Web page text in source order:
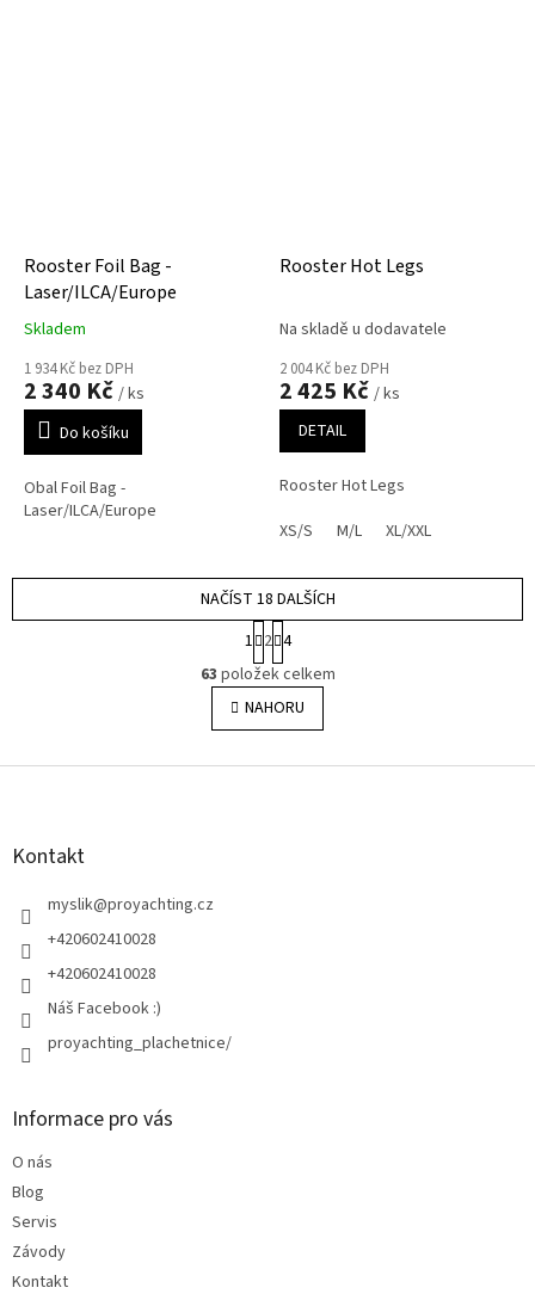
Rooster Foil Bag -
Laser/ILCA/Europe
Skladem
1 934 Kč bez DPH
2 340 Kč / ks
Do košíku
Obal Foil Bag -
Laser/ILCA/Europe
Rooster Hot Legs
Na skladě u dodavatele
2 004 Kč bez DPH
2 425 Kč / ks
DETAIL
Rooster Hot Legs
XS/S
M/L XL/XXL
O
v
l
á
NAČÍST 18 DALŠÍCH
S
t
r
á
n
k
v
1 2 4
63 položek celkem
NAHORU
Z
Kontakt
myslik@proyachting.cz
+420602410028
+420602410028
Náš Facebook :)
proyachting_plachetnice/
Informace pro vás
O nás
Blog
Servis
Závody
Kontakt